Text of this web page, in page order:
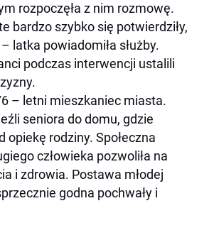
rozpoczęła z nim rozmowę.
bardzo szybko się potwierdziły,
latka powiadomiła służby.
podczas interwencji ustalili
– letni mieszkaniec miasta.
seniora do domu, gdzie
opiekę rodziny. Społeczna
człowieka pozwoliła na
i zdrowia. Postawa młodej
godna pochwały i